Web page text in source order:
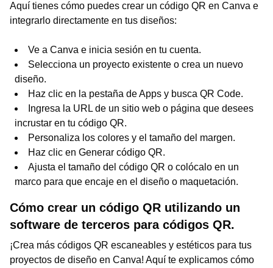
Aquí tienes cómo puedes crear un código QR en Canva e
integrarlo directamente en tus diseños:
Ve a Canva e inicia sesión en tu cuenta.
Selecciona un proyecto existente o crea un nuevo
diseño.
Haz clic en la pestaña de Apps y busca QR Code.
Ingresa la URL de un sitio web o página que desees
incrustar en tu código QR.
Personaliza los colores y el tamaño del margen.
Haz clic en Generar código QR.
Ajusta el tamaño del código QR o colócalo en un
marco para que encaje en el diseño o maquetación.
Cómo crear un código QR utilizando un
software de terceros para códigos QR.
¡Crea más códigos QR escaneables y estéticos para tus
proyectos de diseño en Canva! Aquí te explicamos cómo